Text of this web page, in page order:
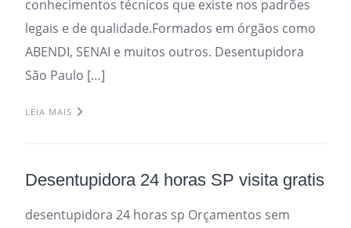
conhecimentos técnicos que existe nos padrões
legais e de qualidade.Formados em órgãos como
ABENDI, SENAI e muitos outros. Desentupidora
São Paulo […]
LEIA MAIS
Desentupidora 24 horas SP visita gratis
desentupidora 24 horas sp Orçamentos sem